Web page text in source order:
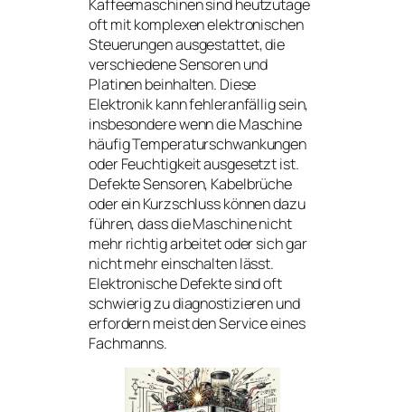
Kaffeemaschinen sind heutzutage
oft mit komplexen elektronischen
Steuerungen ausgestattet, die
verschiedene Sensoren und
Platinen beinhalten. Diese
Elektronik kann fehleranfällig sein,
insbesondere wenn die Maschine
häufig Temperaturschwankungen
oder Feuchtigkeit ausgesetzt ist.
Defekte Sensoren, Kabelbrüche
oder ein Kurzschluss können dazu
führen, dass die Maschine nicht
mehr richtig arbeitet oder sich gar
nicht mehr einschalten lässt.
Elektronische Defekte sind oft
schwierig zu diagnostizieren und
erfordern meist den Service eines
Fachmanns.